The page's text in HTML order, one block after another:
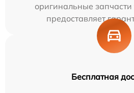
оригинальные запчасти
предоставляет
Бесплатная